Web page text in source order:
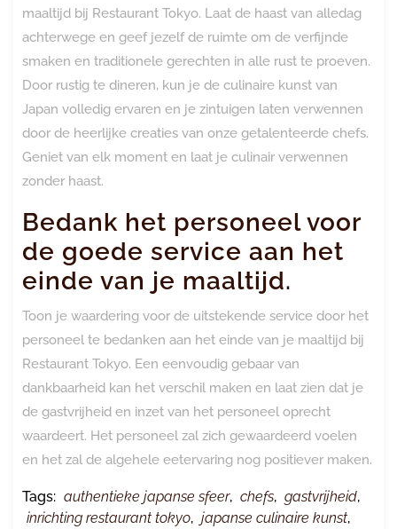
maaltijd bij Restaurant Tokyo. Laat de haast van alledag
achterwege en geef jezelf de ruimte om de verfijnde
smaken en traditionele gerechten in alle rust te proeven.
Door rustig te dineren, kun je de culinaire kunst van
Japan volledig ervaren en je zintuigen laten verwennen
door de heerlijke creaties van onze getalenteerde chefs.
Geniet van elk moment en laat je culinair verwennen
zonder haast.
Bedank het personeel voor
de goede service aan het
einde van je maaltijd.
Toon je waardering voor de uitstekende service door het
personeel te bedanken aan het einde van je maaltijd bij
Restaurant Tokyo. Een eenvoudig gebaar van
dankbaarheid kan het verschil maken en laat zien dat je
de gastvrijheid en inzet van het personeel oprecht
waardeert. Het personeel zal zich gewaardeerd voelen
en het zal de algehele eetervaring nog positiever maken.
Tags: authentieke japanse sfeer, chefs, gastvrijheid,
inrichting restaurant tokyo, japanse culinaire kunst,